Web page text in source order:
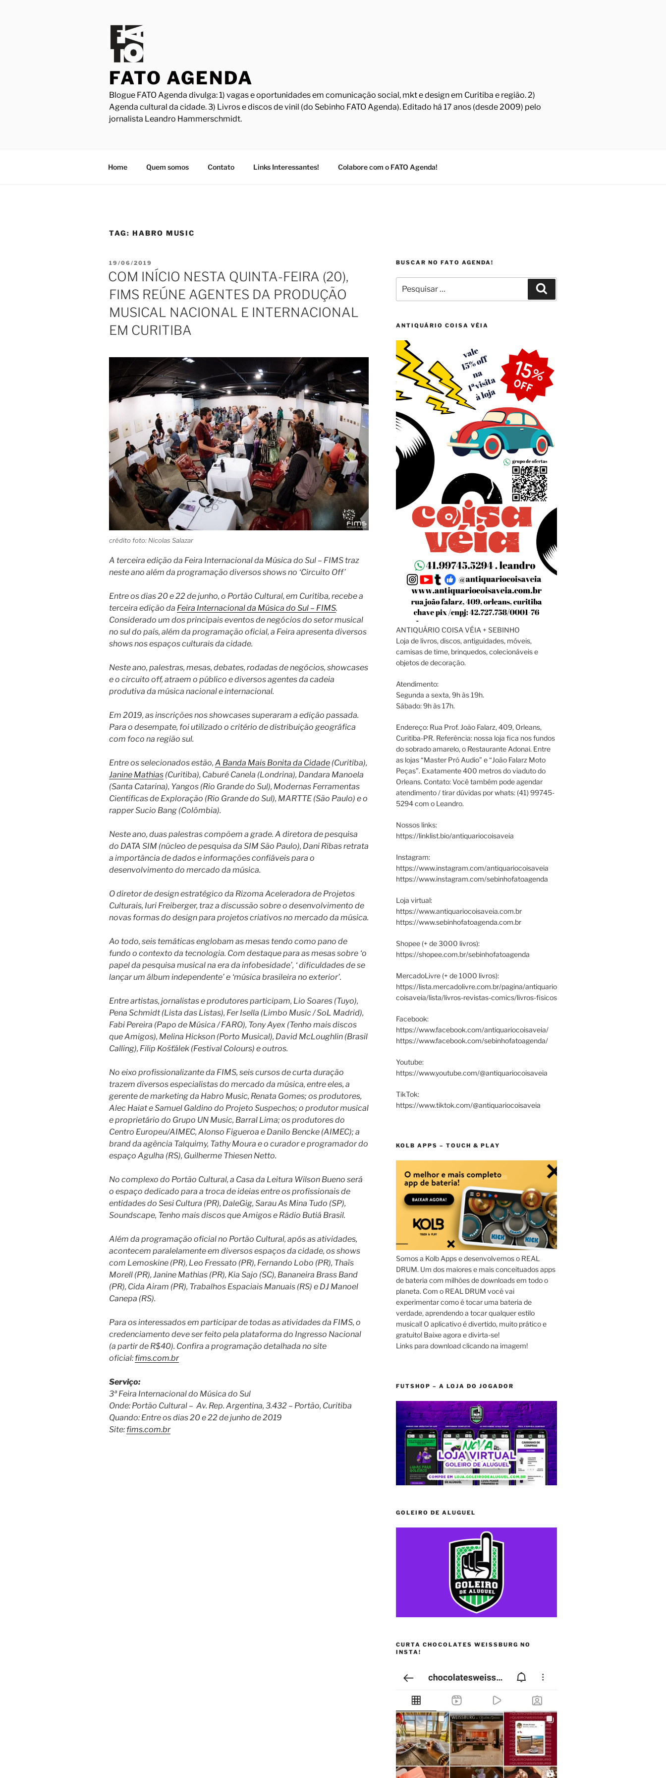
FATO AGENDA
Blogue FATO Agenda divulga: 1) vagas e oportunidades em comunicação social, mkt e design em Curitiba e região. 2)
Agenda cultural da cidade. 3) Livros e discos de vinil (do Sebinho FATO Agenda). Editado há 17 anos (desde 2009) pelo
jornalista Leandro Hammerschmidt.
Home Quem somos Contato Links Interessantes! Colabore com o FATO Agenda!
TAG: HABRO MUSIC
PUBLICADO
EM
19/06/2019
COM INÍCIO NESTA QUINTA-FEIRA (20),
FIMS REÚNE AGENTES DA PRODUÇÃO
MUSICAL NACIONAL E INTERNACIONAL
EM CURITIBA
crédito foto: Nicolas Salazar
A terceira edição da Feira Internacional da Música do Sul – FIMS traz
neste ano além da programação diversos shows no ‘Circuito Off’
Entre os dias 20 e 22 de junho, o Portão Cultural, em Curitiba, recebe a
terceira edição da Feira Internacional da Música do Sul – FIMS.
Considerado um dos principais eventos de negócios do setor musical
no sul do país, além da programação oficial, a Feira apresenta diversos
shows nos espaços culturais da cidade.
Neste ano, palestras, mesas, debates, rodadas de negócios, showcases
e o circuito off, atraem o público e diversos agentes da cadeia
produtiva da música nacional e internacional.
Em 2019, as inscrições nos showcases superaram a edição passada.
Para o desempate, foi utilizado o critério de distribuição geográfica
com foco na região sul.
Entre os selecionados estão, A Banda Mais Bonita da Cidade (Curitiba),
Janine Mathias (Curitiba), Caburé Canela (Londrina), Dandara Manoela
(Santa Catarina), Yangos (Rio Grande do Sul), Modernas Ferramentas
Científicas de Exploração (Rio Grande do Sul), MARTTE (São Paulo) e o
rapper Sucio Bang (Colômbia).
Neste ano, duas palestras compõem a grade. A diretora de pesquisa
do DATA SIM (núcleo de pesquisa da SIM São Paulo), Dani Ribas retrata
a importância de dados e informações confiáveis para o
desenvolvimento do mercado da música.
O diretor de design estratégico da Rizoma Aceleradora de Projetos
Culturais, Iuri Freiberger, traz a discussão sobre o desenvolvimento de
novas formas do design para projetos criativos no mercado da música.
Ao todo, seis temáticas englobam as mesas tendo como pano de
fundo o contexto da tecnologia. Com destaque para as mesas sobre ‘o
papel da pesquisa musical na era da infobesidade’, ‘ dificuldades de se
lançar um álbum independente’ e ‘música brasileira no exterior’.
Entre artistas, jornalistas e produtores participam, Lio Soares (Tuyo),
Pena Schmidt (Lista das Listas), Fer Isella (Limbo Music / SoL Madrid),
Fabi Pereira (Papo de Música / FARO), Tony Ayex (Tenho mais discos
que Amigos), Melina Hickson (Porto Musical), David McLoughlin (Brasil
Calling), Filip Košťálek (Festival Colours) e outros.
No eixo profissionalizante da FIMS, seis cursos de curta duração
trazem diversos especialistas do mercado da música, entre eles, a
gerente de marketing da Habro Music, Renata Gomes; os produtores,
Alec Haiat e Samuel Galdino do Projeto Suspechos; o produtor musical
e proprietário do Grupo UN Music, Barral Lima; os produtores do
Centro Europeu/AIMEC, Alonso Figueroa e Danilo Bencke (AIMEC); a
brand da agência Talquimy, Tathy Moura e o curador e programador do
espaço Agulha (RS), Guilherme Thiesen Netto.
No complexo do Portão Cultural, a Casa da Leitura Wilson Bueno será
o espaço dedicado para a troca de ideias entre os profissionais de
entidades do Sesi Cultura (PR), DaleGig, Sarau As Mina Tudo (SP),
Soundscape, Tenho mais discos que Amigos e Rádio Butiá Brasil.
Além da programação oficial no Portão Cultural, após as atividades,
acontecem paralelamente em diversos espaços da cidade, os shows
com Lemoskine (PR), Leo Fressato (PR), Fernando Lobo (PR), Thaïs
Morell (PR), Janine Mathias (PR), Kia Sajo (SC), Bananeira Brass Band
(PR), Cida Airam (PR), Trabalhos Espaciais Manuais (RS) e DJ Manoel
Canepa (RS).
Para os interessados em participar de todas as atividades da FIMS, o
credenciamento deve ser feito pela plataforma do Ingresso Nacional
(a partir de R$40). Confira a programação detalhada no site
oficial: fims.com.br
Serviço:
3ª Feira Internacional do Música do Sul
Onde: Portão Cultural – Av. Rep. Argentina, 3.432 – Portão, Curitiba
Quando: Entre os dias 20 e 22 de junho de 2019
Site: fims.com.br
BUSCAR NO FATO AGENDA!
por:
ANTIQUÁRIO COISA VÉIA
ANTIQUÁRIO COISA VÉIA + SEBINHO
Loja de livros, discos, antiguidades, móveis,
camisas de time, brinquedos, colecionáveis e
objetos de decoração.
Atendimento:
Segunda a sexta, 9h às 19h.
Sábado: 9h às 17h.
Endereço: Rua Prof. João Falarz, 409, Orleans,
Curitiba-PR. Referência: nossa loja fica nos fundos
do sobrado amarelo, o Restaurante Adonai. Entre
as lojas “Master Pró Audio” e “João Falarz Moto
Peças”. Exatamente 400 metros do viaduto do
Orleans. Contato: Você também pode agendar
atendimento / tirar dúvidas por whats: (41) 99745-
5294 com o Leandro.
Nossos links:
https://linklist.bio/antiquariocoisaveia
Instagram:
https://www.instagram.com/antiquariocoisaveia
https://www.instagram.com/sebinhofatoagenda
Loja virtual:
https://www.antiquariocoisaveia.com.br
https://www.sebinhofatoagenda.com.br
Shopee (+ de 3000 livros):
https://shopee.com.br/sebinhofatoagenda
MercadoLivre (+ de 1000 livros):
https://lista.mercadolivre.com.br/pagina/antiquario
coisaveia/lista/livros-revistas-comics/livros-fisicos
Facebook:
https://www.facebook.com/antiquariocoisaveia/
https://www.facebook.com/sebinhofatoagenda/
Youtube:
https://www.youtube.com/@antiquariocoisaveia
TikTok:
https://www.tiktok.com/@antiquariocoisaveia
KOLB APPS – TOUCH & PLAY
Somos a Kolb Apps e desenvolvemos o REAL
DRUM. Um dos maiores e mais conceituados apps
de bateria com milhões de downloads em todo o
planeta. Com o REAL DRUM você vai
experimentar como é tocar uma bateria de
verdade, aprendendo a tocar qualquer estilo
musical! O aplicativo é divertido, muito prático e
gratuito! Baixe agora e divirta-se!
Links para download clicando na imagem!
FUTSHOP – A LOJA DO JOGADOR
GOLEIRO DE ALUGUEL
CURTA CHOCOLATES WEISSBURG NO
INSTA!